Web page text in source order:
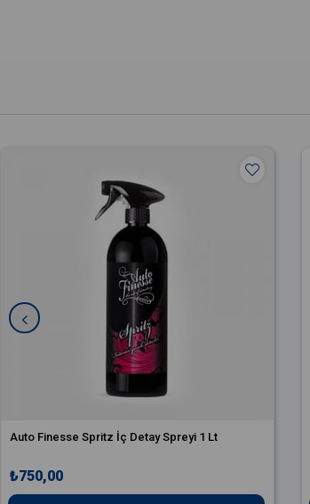
Auto Finesse Spritz İç Detay Spreyi 1 Lt
₺750,00